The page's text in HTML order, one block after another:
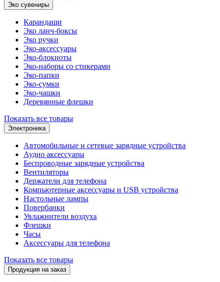
Эко сувениры
Карандаши
Эко ланч-боксы
Эко ручки
Эко-аксессуары
Эко-блокноты
Эко-наборы со стикерами
Эко-папки
Эко-сумки
Эко-чашки
Деревянные флешки
Показать все товары
Электроника
Автомобильные и сетевые зарядные устройства
Аудио аксессуары
Беспроводные зарядные устройства
Вентиляторы
Держатели для телефона
Компьютерные аксессуары и USB устройства
Настольные лампы
Повербанки
Увлажнители воздуха
Флешки
Часы
Аксессуары для телефона
Показать все товары
Продукция на заказ